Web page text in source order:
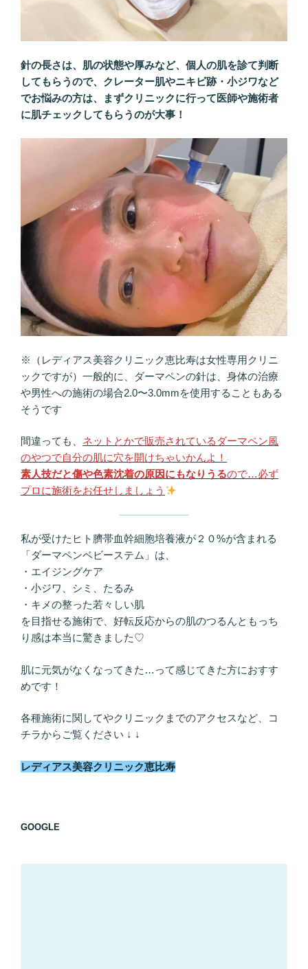
針の長さは、肌の状態や厚みなど、個人の肌を診て判断
してもらうので、クレーター肌やニキビ跡・小ジワなど
でお悩みの方は、まずクリニックに行って医師や施術者
に肌チェックしてもらうのが大事！
※（レディアス美容クリニック恵比寿は女性専用クリニ
ックですが）一般的に、ダーマペンの針は、身体の治療
や男性への施術の場合2.0〜3.0mmを使用することもある
そうです
間違っても、 ネットとかで販売されているダーマペン風
のやつで自分の肌に穴を開けちゃいかんよ！
素人技だと傷や色素沈着の原因にもなりうるので…必ず
プロに施術をお任せしましょう
私が受けたヒト臍帯血幹細胞培養液が２０%が含まれる
「ダーマペンベビーステム」は、
・エイジングケア
・小ジワ、シミ、たるみ
・キメの整った若々しい肌
を目指せる施術で、好転反応からの肌のつるんともっち
り感は本当に驚きました♡
肌に元気がなくなってきた…って感じてきた方におすす
めです！
各種施術に関してやクリニックまでのアクセスなど、コ
チラからご覧ください ↓ ↓
レディアス美容クリニック恵比寿
GOOGLE